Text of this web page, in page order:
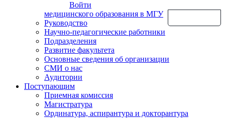
Войти
медицинского образования в МГУ
Руководство
Научно-педагогические работники
Подразделения
Развитие факультета
Основные сведения об организации
СМИ о нас
Аудитории
Поступающим
Приемная комиссия
Магистратура
Ординатура, аспирантура и докторантура